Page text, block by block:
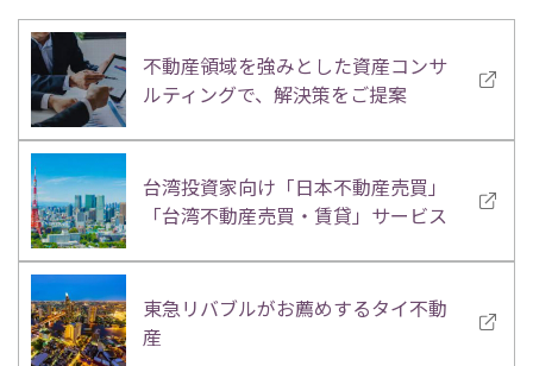
不動産領域を強みとした資産コンサ
ルティングで、解決策をご提案
台湾投資家向け「日本不動産売買」
「台湾不動産売買・賃貸」サービス
東急リバブルがお薦めするタイ不動
産